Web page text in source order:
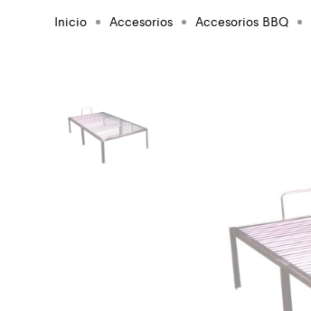
Inicio Accesorios Accesorios BBQ